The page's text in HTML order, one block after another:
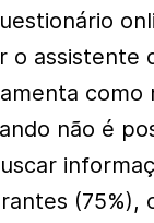
o assistente
como
não é
(75%),